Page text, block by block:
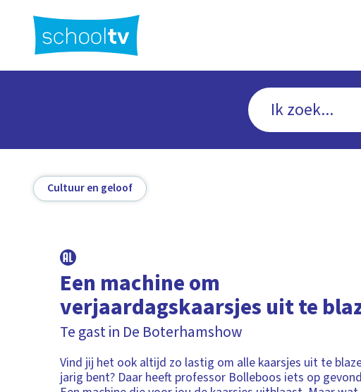
hoofdinhoud
Cultuur en geloof
Een machine om
verjaardagskaarsjes uit te
Te gast in De Boterhamshow
Vind jij het ook altijd zo lastig om alle kaarsjes uit te
jarig bent? Daar heeft professor Bolleboos iets op